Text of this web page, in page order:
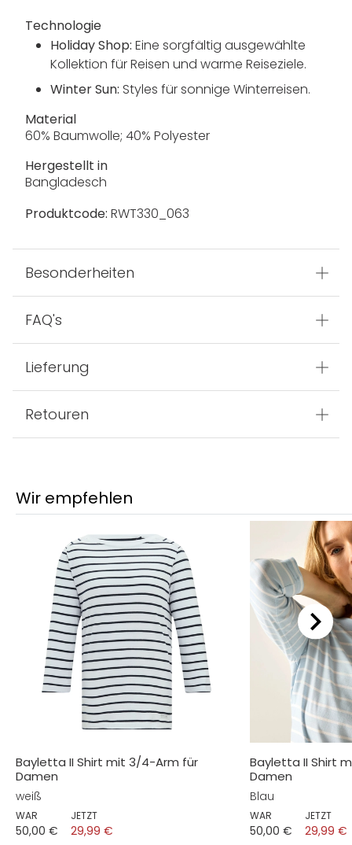
Technologie
Holiday Shop: Eine sorgfältig ausgewählte
Kollektion für Reisen und warme Reiseziele.
Winter Sun: Styles für sonnige Winterreisen.
Material
60% Baumwolle; 40% Polyester
Hergestellt in
Bangladesch
Produktcode: RWT330_063
Besonderheiten
FAQ's
Lieferung
Retouren
Wir empfehlen
Bayletta II Shirt mit 3/4-Arm für
Damen
weiß
WAR
50,00 €
JETZT
29,99 €
Bayletta II Shirt
Damen
Blau
WAR
50,00 €
JETZT
29,99 €